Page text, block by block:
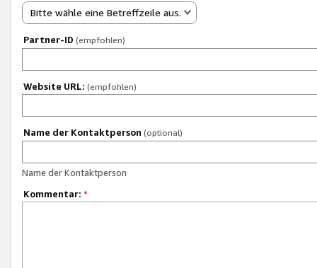
Bitte wähle eine Betreffzeile aus.
Partner-ID (empfohlen)
Website URL: (empfohlen)
Name der Kontaktperson (optional)
Name der Kontaktperson
Kommentar: *